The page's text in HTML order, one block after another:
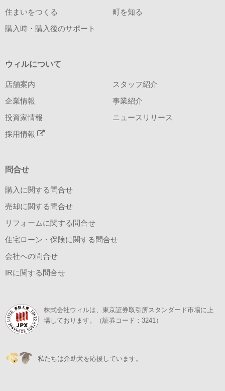
住まいをつくる 町を知る
購入時・購入後のサポート
ウィルについて
店舗案内 スタッフ紹介
企業情報 事業紹介
投資家情報 ニュースリリース
採用情報
問合せ
購入に関する問合せ
売却に関する問合せ
リフォームに関する問合せ
住宅ローン・保険に関する問合せ
会社への問合せ
IRに関する問合せ
株式会社ウィルは、東京証券取引所スタンダード市場に上
場しております。（証券コード：3241）
私たちは介助犬を応援しています。